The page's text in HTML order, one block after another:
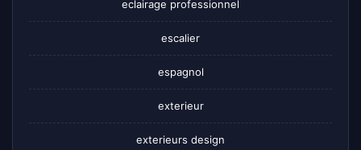
eclairage professionnel
escalier
espagnol
exterieur
exterieurs design